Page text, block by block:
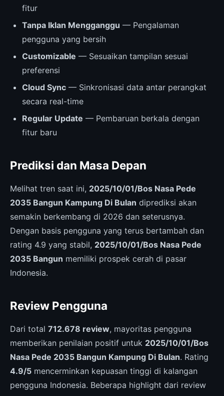
fitur
Tanpa Iklan Mengganggu — Pengalaman
pengguna yang bersih
Customizable — Sesuaikan tampilan sesuai
preferensi
Cloud Sync — Sinkronisasi data antar perangkat
secara real-time
Regular Update — Pembaruan berkala dengan
fitur baru
Prediksi dan Masa Depan
Melihat tren saat ini, 2025/10/01/Bos Nasa Pede
2035 Bangun Kampung Di Bulan diprediksi akan
semakin berkembang di 2026 dan seterusnya.
Dengan basis pengguna yang terus bertambah dan
rating 4.9 yang stabil, 2025/10/01/Bos Nasa Pede
2035 Bangun memiliki prospek cerah di pasar
Indonesia.
Review Pengguna
Dari total 712.678 review, mayoritas pengguna
memberikan penilaian positif untuk 2025/10/01/Bos
Nasa Pede 2035 Bangun Kampung Di Bulan. Rating
4.9/5 mencerminkan kepuasan tinggi di kalangan
pengguna Indonesia. Beberapa highlight dari review